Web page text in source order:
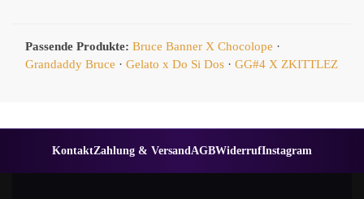
Passende Produkte: Bruce Banner X Chocolope ·
Grandaddy Bruce · Gelato x Do Si Dos · GG#4 X ZKITTLEZ
KontaktZahlung & VersandAGBWiderrufInstagram